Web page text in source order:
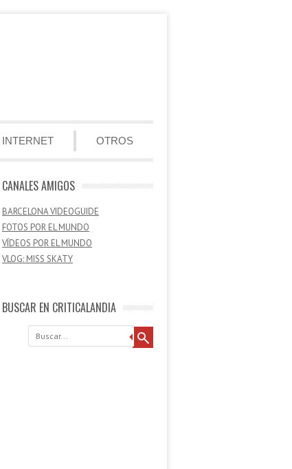
INTERNET OTROS
CANALES AMIGOS
BARCELONA VIDEOGUIDE
FOTOS POR EL MUNDO
VÍDEOS POR EL MUNDO
VLOG: MISS SKATY
BUSCAR EN CRITICALANDIA
Buscar